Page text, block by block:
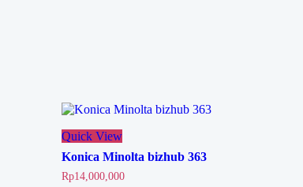
Quick View
Konica Minolta bizhub 363
Rp14,000,000